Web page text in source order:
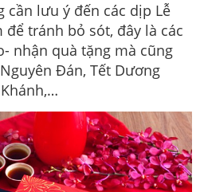
cần lưu ý đến các dịp Lễ
tránh bỏ sót, đây là các
nhận quà tặng mà cũng
Đán, Tết Dương